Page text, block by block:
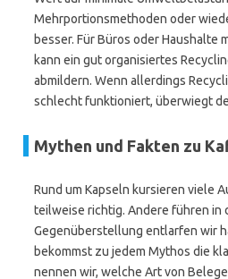
Mehrportionsmethoden oder
besser. Für Büros oder Haushalte
kann ein gut organisiertes
abmildern. Wenn allerdings
schlecht funktioniert, überwiegt
Mythen und Fakten zu
Rund um Kapseln kursieren viele
teilweise richtig. Andere führen in
Gegenüberstellung entlarfen wir
bekommst zu jedem Mythos die
nennen wir, welche Art von